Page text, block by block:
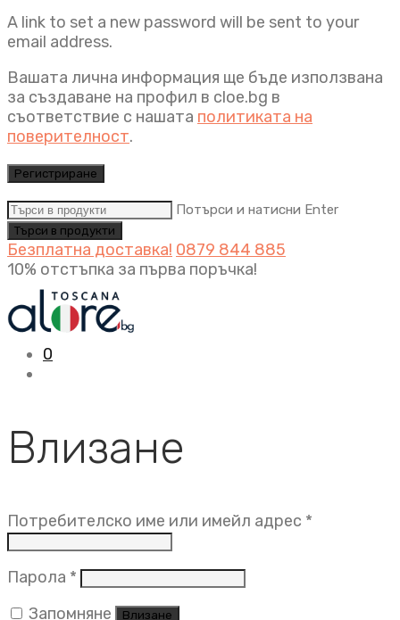
A link to set a new password will be sent to your
email address.
Вашата лична информация ще бъде използвана
за създаване на профил в cloe.bg в
съответствие с нашата политиката на
поверителност.
Регистриране
Потърси и натисни Enter
Безплатна доставка! 0879 844 885
10% отстъпка за първа поръчка!
0
Влизане
Потребителско име или имейл адрес *
Парола * Задължително
Запомняне
Влизане